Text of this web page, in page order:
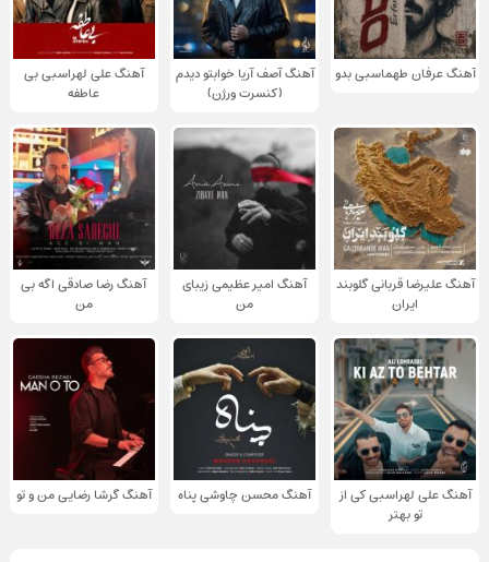
آهنگ عرفان طهماسبی بدو
آهنگ آصف آریا خوابتو دیدم
(کنسرت ورژن)
آهنگ علی لهراسبی بی
عاطفه
آهنگ علیرضا قربانی گلوبند
ایران
آهنگ امیر عظیمی زیبای
من
آهنگ رضا صادقی اگه بی
من
آهنگ علی لهراسبی کی از
تو ‌بهتر
آهنگ محسن چاوشی پناه آهنگ گرشا رضایی من و تو